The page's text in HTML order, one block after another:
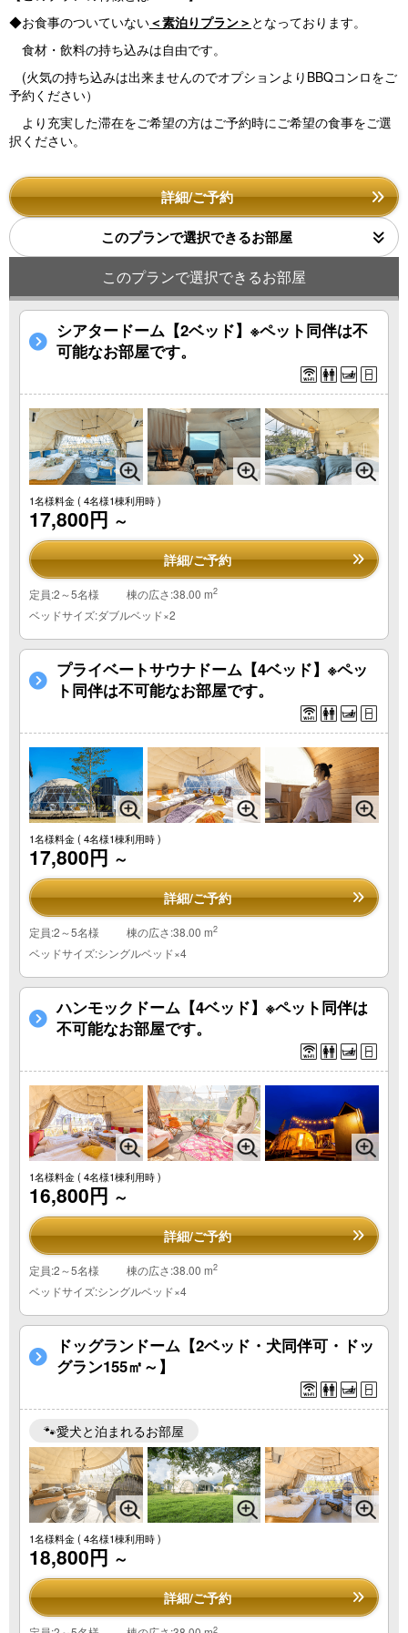
◆お食事のついていない＜素泊りプラン＞ となっております。
食材・飲料の持ち込みは自由です。
(火気の持ち込みは出来ませんのでオプションよりBBQコンロをご
予約ください）
より充実した滞在をご希望の方はご予約時にご希望の食事をご選
択ください。
詳細/ご予約
このプランで選択できるお部屋
このプランで選択できるお部屋
シアタードーム【2ベッド】※ペット同伴は不
可能なお部屋です。
1名様料金( 4名様1棟利用時 )
17,800円 ～
詳細/ご予約
定員:2～5名様 棟の広さ:38.00 m2
ベッドサイズ:ダブルベッド×2
プライベートサウナドーム【4ベッド】※ペッ
ト同伴は不可能なお部屋です。
1名様料金( 4名様1棟利用時 )
17,800円 ～
詳細/ご予約
定員:2～5名様 棟の広さ:38.00 m2
ベッドサイズ:シングルベッド×4
ハンモックドーム【4ベッド】※ペット同伴は
不可能なお部屋です。
1名様料金( 4名様1棟利用時 )
16,800円 ～
詳細/ご予約
定員:2～5名様 棟の広さ:38.00 m2
ベッドサイズ:シングルベッド×4
ドッグランドーム【2ベッド・犬同伴可・ドッ
グラン155㎡～】
🐾愛犬と泊まれるお部屋
1名様料金( 4名様1棟利用時 )
18,800円 ～
詳細/ご予約
2